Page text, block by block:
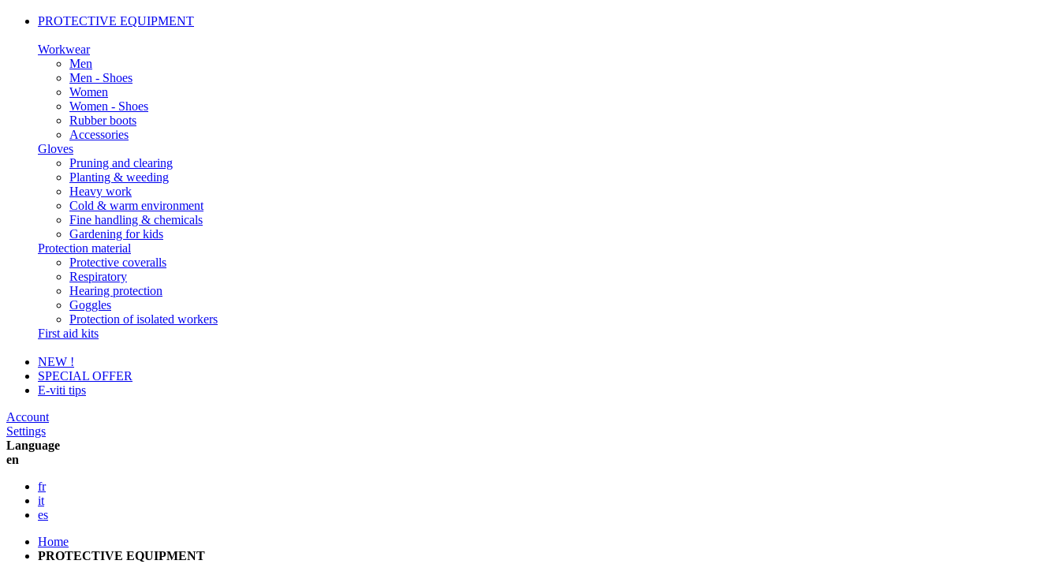
PROTECTIVE EQUIPMENT
Workwear
Men
Men - Shoes
Women
Women - Shoes
Rubber boots
Accessories
Gloves
Pruning and clearing
Planting & weeding
Heavy work
Cold & warm environment
Fine handling & chemicals
Gardening for kids
Protection material
Protective coveralls
Respiratory
Hearing protection
Goggles
Protection of isolated workers
First aid kits
NEW !
SPECIAL OFFER
E-viti tips
Account
Settings
Language
en
fr
it
es
Home
PROTECTIVE EQUIPMENT